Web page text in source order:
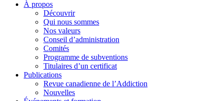
À propos
Découvrir
Qui nous sommes
Nos valeurs
Conseil d’administration
Comités
Programme de subventions
Titulaires d’un certificat
Publications
Revue canadienne de l’Addiction
Nouvelles